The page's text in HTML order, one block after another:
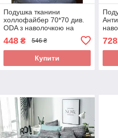
Подушка тканини
холлофайбер 70*70 див.
ODA з наволочкою на
448₴ 546 ₴
Купити
для
728